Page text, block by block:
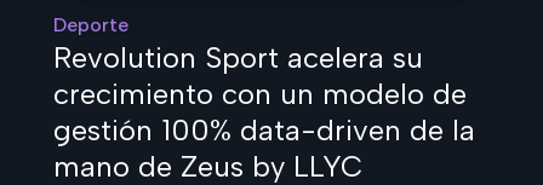
Deporte
Revolution Sport acelera su
crecimiento con un modelo de
gestión 100% data-driven de la
mano de Zeus by LLYC